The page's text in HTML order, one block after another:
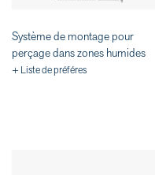
Système de montage pour
perçage dans zones humides
+ Liste de préféres